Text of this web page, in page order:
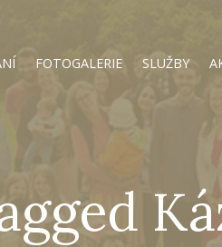
FOTOGALERIE SLUŽBY